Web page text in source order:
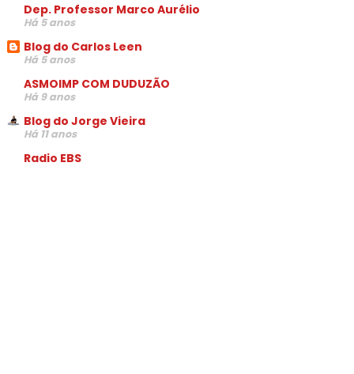
Dep. Professor Marco Aurélio
Há 5 anos
Blog do Carlos Leen
Há 5 anos
ASMOIMP COM DUDUZÃO
Há 9 anos
Blog do Jorge Vieira
Há 11 anos
Radio EBS